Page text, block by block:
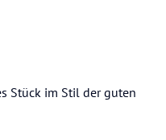
Stück im Stil der guten